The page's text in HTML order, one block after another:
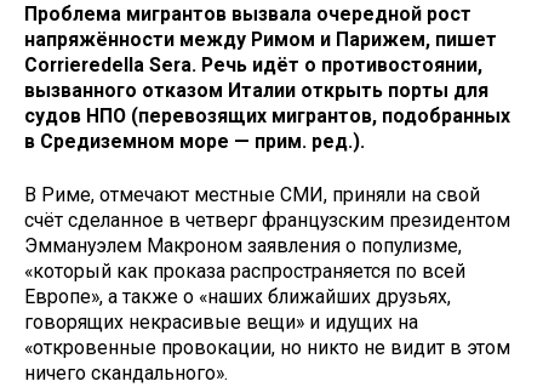
Проблема мигрантов вызвала очередной рост
напряжённости между Римом и Парижем, пишет
Corrieredella Sera. Речь идёт о противостоянии,
вызванного отказом Италии открыть порты для
судов НПО (перевозящих мигрантов, подобранных
в Средиземном море — прим. ред.).
В Риме, отмечают местные СМИ, приняли на свой
счёт сделанное в четверг французским президентом
Эммануэлем Макроном заявления о популизме,
«который как проказа распространяется по всей
Европе», а также о «наших ближайших друзьях,
говорящих некрасивые вещи» и идущих на
«откровенные провокации, но никто не видит в этом
ничего скандального».